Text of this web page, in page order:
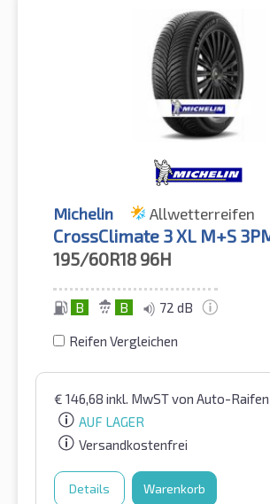
Michelin Allwetterreifen
CrossClimate 3 XL M+S
195/60R18 96H
B B 72 dB
Reifen Vergleichen
€ 146,68 inkl. MwSTvon Auto-Raifen
AUF LAGER
Versandkostenfrei
Details Warenkorb